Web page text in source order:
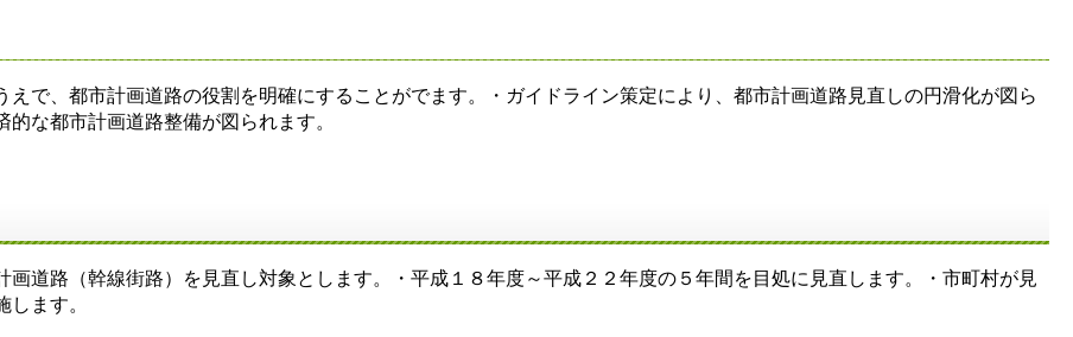
で、都市計画道路の役割を明確にすることがでます。・ガイドライン策定により、都市計画道路見直しの円滑化が図ら
な都市計画道路整備が図られます。
道路（幹線街路）を見直し対象とします。・平成１８年度～平成２２年度の５年間を目処に見直します。・市町村が見
ます。